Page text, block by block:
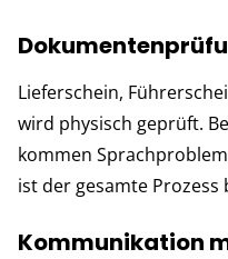
Lieferschein,
wird physisch geprüft.
kommen
ist der gesamte Prozess
Kommunikation